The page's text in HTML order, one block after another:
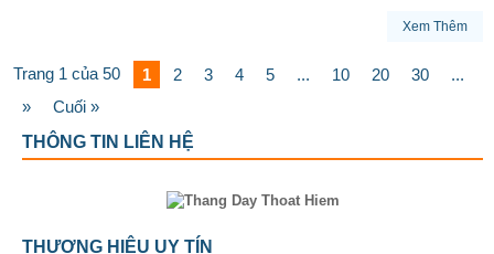
Xem Thêm
Trang 1 của 50 1 2 3 4 5 ... 10 20 30
...
»
Cuối »
THÔNG TIN LIÊN HỆ
THƯƠNG HIỆU UY TÍN